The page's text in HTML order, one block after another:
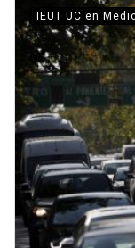
IEUT UC en